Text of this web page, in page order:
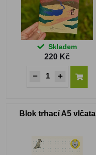
Skladem
220 Kč
Blok trhací A5 vlčata